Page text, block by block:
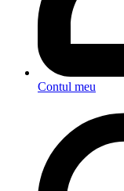
Contul meu